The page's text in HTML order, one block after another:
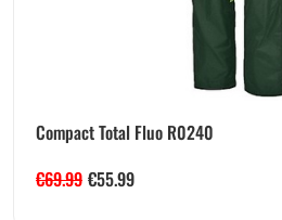
Compact Total Fluo R0240
€69.99 €55.99